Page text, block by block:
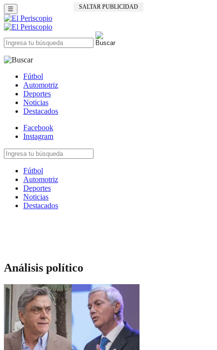
SALTAR PUBLICIDAD
☰
Fútbol
Automotriz
Deportes
Noticias
Destacados
Facebook
Instagram
Fútbol
Automotriz
Deportes
Noticias
Destacados
Análisis político